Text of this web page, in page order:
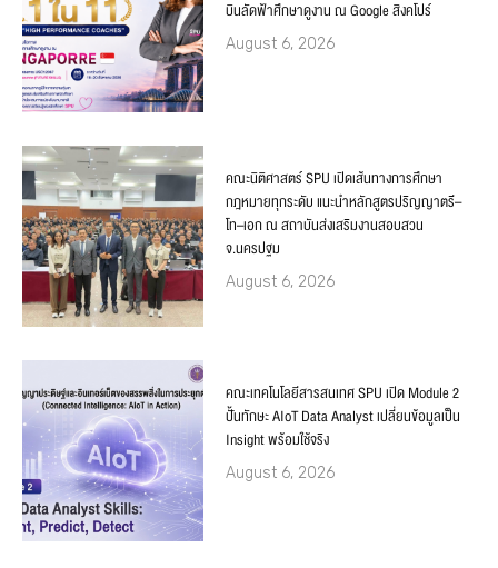
บินลัดฟ้าศึกษาดูงาน ณ Google สิงคโปร์
August 6, 2026
คณะนิติศาสตร์ SPU เปิดเส้นทางการศึกษา
กฎหมายทุกระดับ แนะนำหลักสูตรปริญญาตรี–
โท–เอก ณ สถาบันส่งเสริมงานสอบสวน
จ.นครปฐม
August 6, 2026
คณะเทคโนโลยีสารสนเทศ SPU เปิด Module 2
ปั้นทักษะ AIoT Data Analyst เปลี่ยนข้อมูลเป็น
Insight พร้อมใช้จริง
August 6, 2026